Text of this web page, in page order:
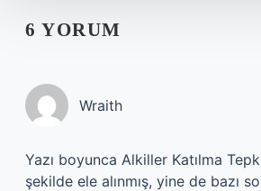
6 YORUM
Wraith
Yazı boyunca Alkiller Katılma
şekilde ele alınmış, yine de bazı